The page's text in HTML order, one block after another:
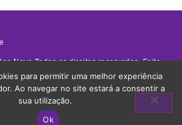
Nova Todos os direitos reservados. Feito
. para permitir uma melhor experiência
Ao navegar no site estará a consentir a
sua utilização.
Ok